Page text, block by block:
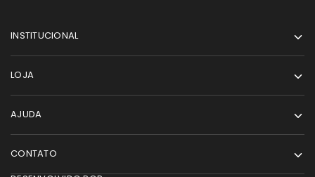
INSTITUCIONAL
LOJA
AJUDA
CONTATO